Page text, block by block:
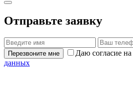
Отправьте заявку
Перезвоните мне Даю согласие на
данных